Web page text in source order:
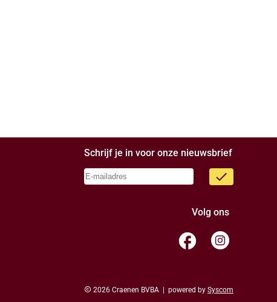
Schrijf je in voor onze nieuwsbrief
done
Volg ons
facebook
copyright 2026 Craenen BVBA | powered by Syscom